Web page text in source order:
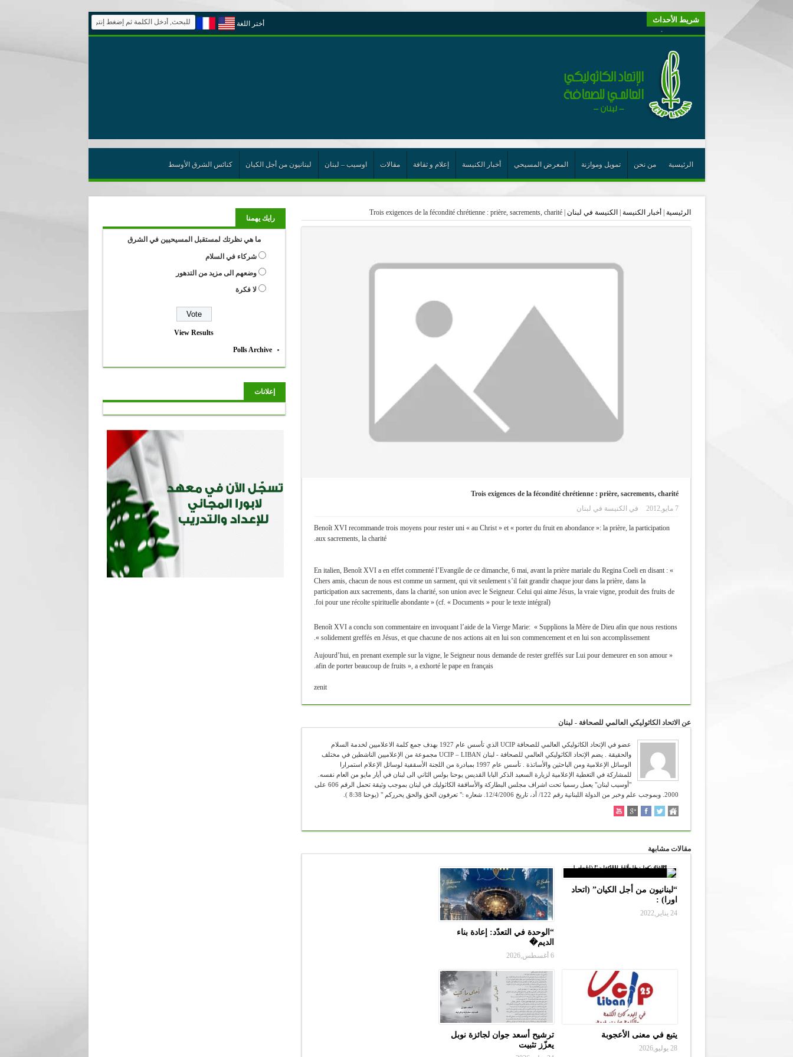
شريط الأحداث
“لبنانيون من أجل الكيان” (اتحاد اورا) : طرح رئيس الجمهورية حول اللامركزية الموسعة شرط واجب للخروج من حالة الجمود
“الوحدة في التعدّد: إعادة بناء الديمقراطيّة التوافقيّة في لبنان”
يتبع في معنى الأعجوبة
ترشيح أسعد جوان لجائزة نوبل يعزّز تثبيت
احتفالات عيد القديس شربل تتواصل في بقاعكفرا…
الأعجوبة في المسيحيّة: معنًى وحدًّا
من يختصر الله يجعل الدين خطرًا
أيّ عيش مشترك نريد؟
أختر اللغة
الرئيسية من نحن تمويل وموازنة المعرض المسيحي أخبار الكنيسة إعلام و ثقافة مقالات اوسيب – لبنان لبنانيون من أجل الكيان كنائس الشرق الأوسط
الرئيسية أخبار الكنيسة الكنيسة في لبنان |
Trois exigences de la fécondité chrétienne : prière, sacrements, charité
Trois exigences de la fécondité chrétienne : prière, sacrements, charité
7 مايو,2012
في الكنيسة في لبنان
Benoît XVI recommande trois moyens pour rester uni « au Christ » et « porter du fruit en abondance »: la prière, la participation
aux sacrements, la charité.
En italien, Benoît XVI a en effet commenté l’Evangile de ce dimanche, 6 mai, avant la prière mariale du Regina Coeli en disant : «
Chers amis, chacun de nous est comme un sarment, qui vit seulement s’il fait grandir chaque jour dans la prière, dans la
participation aux sacrements, dans la charité, son union avec le Seigneur. Celui qui aime Jésus, la vraie vigne, produit des fruits de
foi pour une récolte spirituelle abondante » (cf. « Documents » pour le texte intégral).
Benoît XVI a conclu son commentaire en invoquant l’aide de la Vierge Marie: « Supplions la Mère de Dieu afin que nous restions
solidement greffés en Jésus, et que chacune de nos actions ait en lui son commencement et en lui son accomplissement ».
« Aujourd’hui, en prenant exemple sur la vigne, le Seigneur nous demande de rester greffés sur Lui pour demeurer en son amour
afin de porter beaucoup de fruits », a exhorté le pape en français.
zenit
عن الاتحاد الكاثوليكي العالمي للصحافة - لبنان
عضو في الإتحاد الكاثوليكي العالمي للصحافة UCIP الذي تأسس عام 1927 بهدف جمع كلمة الاعلاميين لخدمة السلام
والحقيقة . يضم الإتحاد الكاثوليكي العالمي للصحافة - لبنان UCIP – LIBAN مجموعة من الإعلاميين الناشطين في مختلف
الوسائل الإعلامية ومن الباحثين والأساتذة . تأسس عام 1997 بمبادرة من اللجنة الأسقفية لوسائل الإعلام استمرارا
للمشاركة في التغطية الإعلامية لزيارة السعيد الذكر البابا القديس يوحنا بولس الثاني الى لبنان في أيار مايو من العام نفسه.
"أوسيب لبنان" يعمل رسميا تحت اشراف مجلس البطاركة والأساقفة الكاثوليك في لبنان بموجب وثيقة تحمل الرقم 606 على
2000. وبموجب علم وخبر من الدولة اللبنانية رقم 122/ أد، تاريخ 12/4/2006. شعاره :" تعرفون الحق والحق يحرركم " (يوحنا 8:38 ).
مقالات مشابهة
“لبنانيون من أجل الكيان” (اتحاد
اورا) :
24 يناير,2022
“الوحدة في التعدّد: إعادة بناء
الديم�
6 أغسطس,2026
يتبع في معنى الأعجوبة
28 يوليو,2026
ترشيح أسعد جوان لجائزة نوبل
يعزّز تثبيت
رايك يهمنا
ما هي نظرتك لمستقبل المسيحيين في الشرق
شركاء في السلام
وضعهم الى مزيد من التدهور
لا فكرة
View Results
Polls Archive
إعلانات